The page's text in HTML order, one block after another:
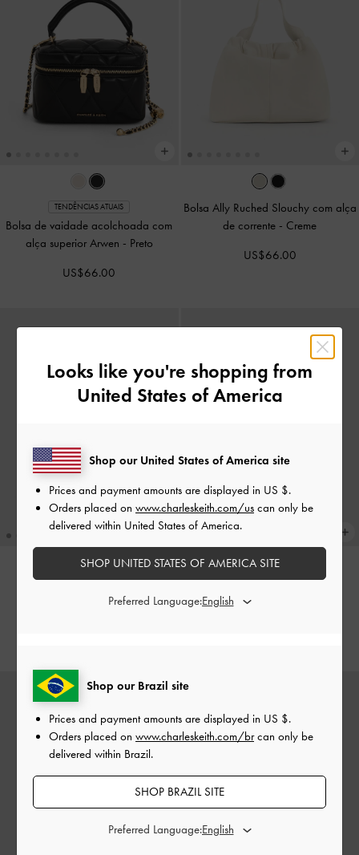
TENDÊNCIAS ATUAIS
Bolsa de vaidade acolchoada com
alça superior Arwen - Preto
US$66.00
Bolsa Ally Ruched Slouchy com alça
de corrente - Creme
US$66.00
+1
-Creme
metálicos Cesia
Looks like you're shopping from
United States of America
Shop our Brazil site
Prices and payment amounts are displayed in US $.
Orders placed on www.charleskeith.com/brcan only be
delivered within Brazil.
SHOP BRAZIL SITE
Preferred Language:
Shop our United States of America site
Prices and payment amounts are displayed in US $.
Orders placed on www.charleskeith.com/us can only be
delivered within United States of America.
SHOP UNITED STATES OF AMERICA SITE
Preferred Language: